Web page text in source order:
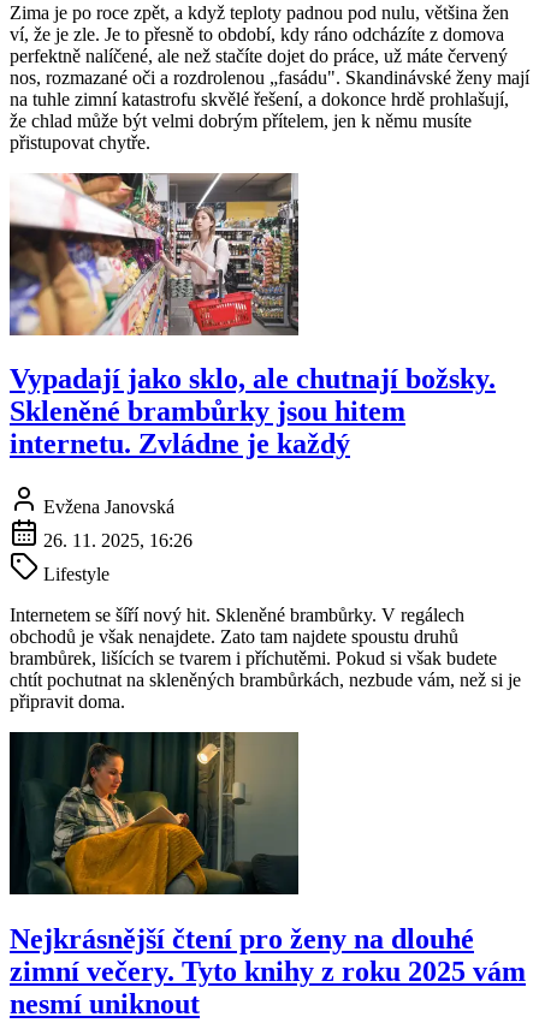
Zima je po roce zpět, a když teploty padnou pod nulu, většina žen
ví, že je zle. Je to přesně to období, kdy ráno odcházíte z domova
perfektně nalíčené, ale než stačíte dojet do práce, už máte červený
nos, rozmazané oči a rozdrolenou „fasádu". Skandinávské ženy mají
na tuhle zimní katastrofu skvělé řešení, a dokonce hrdě prohlašují,
že chlad může být velmi dobrým přítelem, jen k němu musíte
přistupovat chytře.
Vypadají jako sklo, ale chutnají božsky.
Skleněné brambůrky jsou hitem
internetu. Zvládne je každý
Evžena Janovská
26. 11. 2025, 16:26
Lifestyle
Internetem se šíří nový hit. Skleněné brambůrky. V regálech
obchodů je však nenajdete. Zato tam najdete spoustu druhů
brambůrek, lišících se tvarem i příchutěmi. Pokud si však budete
chtít pochutnat na skleněných brambůrkách, nezbude vám, než si je
připravit doma.
Nejkrásnější čtení pro ženy na dlouhé
zimní večery. Tyto knihy z roku 2025 vám
nesmí uniknout